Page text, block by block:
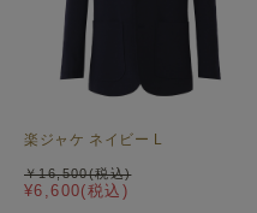
楽ジャケ ネイビー L
¥6,600(税込)
￥16,500(税込)